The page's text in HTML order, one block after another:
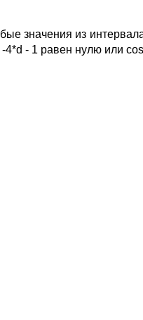
значения из
- 1 равен нулю или